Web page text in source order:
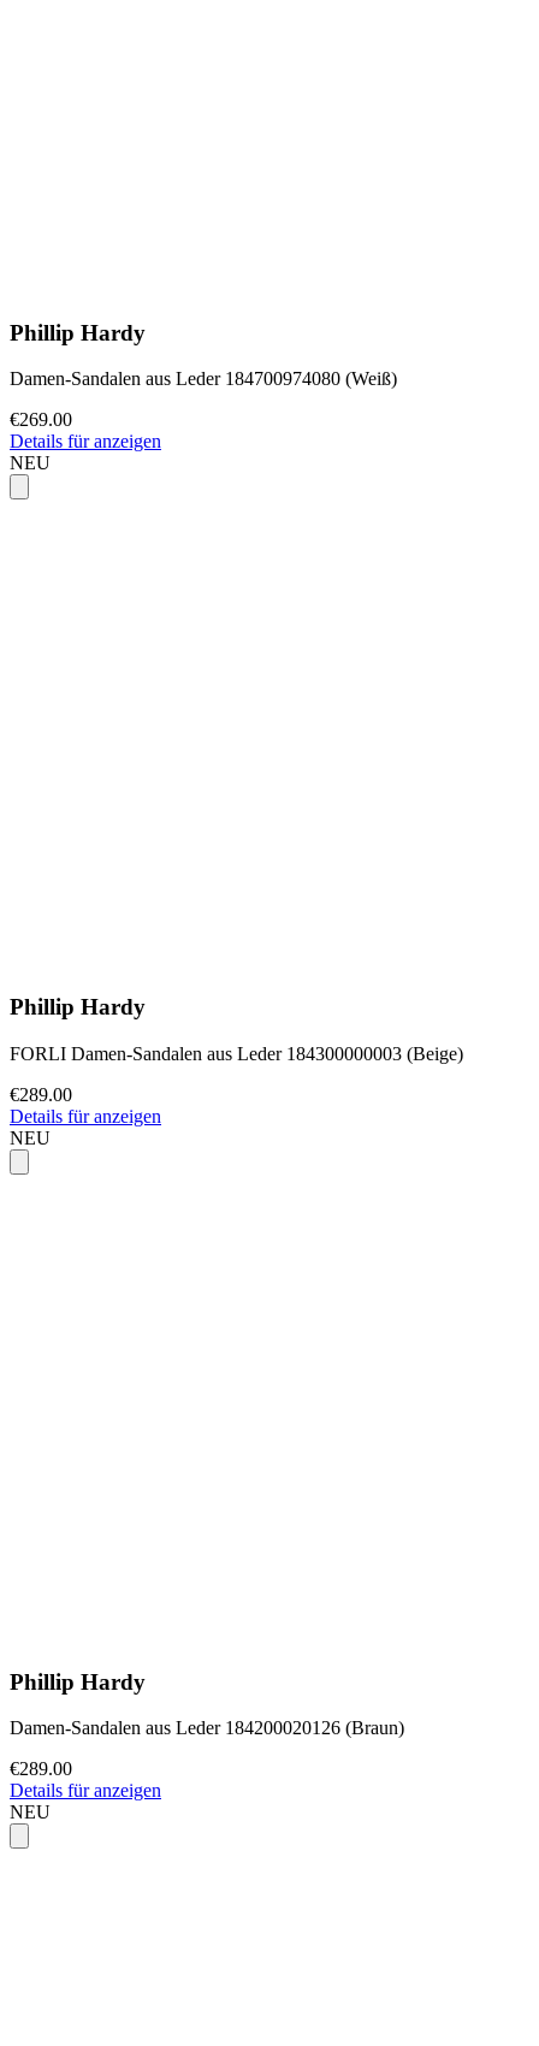
Phillip Hardy
Damen-Sandalen aus Leder 184700974080 (Weiß)
€269.00
Details für anzeigen
NEU
Phillip Hardy
FORLI Damen-Sandalen aus Leder 184300000003 (Beige)
€289.00
Details für anzeigen
NEU
Phillip Hardy
Damen-Sandalen aus Leder 184200020126 (Braun)
€289.00
Details für anzeigen
NEU